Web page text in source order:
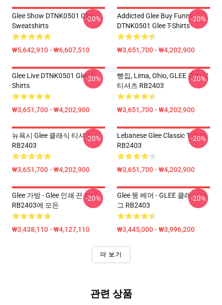
Glee Show DTNK0501 Glee
Sweatshirts
₩5,642,910 - ₩6,607,510
-20%
Addicted Glee Buy Funny
DTNK0501 Glee T-Shirts
₩3,651,700 - ₩4,202,900
-20%
Glee Live DTNK0501 Glee T-
Shirts
₩3,651,700 - ₩4,202,900
-20%
빵집, Lima, Ohio, GLEE 클래식
티셔츠 RB2403
₩3,651,700 - ₩4,202,900
-20%
뉴욕시 Glee 클래식 티셔츠
RB2403
₩3,651,700 - ₩4,202,900
-20%
Lebanese Glee Classic T-Shirt
RB2403
₩3,651,700 - ₩4,202,900
-20%
Glee 가방 - Glee 인쇄 끈 부대
RB2403에 모든
₩3,438,110 - ₩4,127,110
-20%
Glee 뚱 베어 - GLEE 클래식 머
그 RB2403
₩3,445,000 - ₩3,996,200
-20%
더 보기
관련 상품